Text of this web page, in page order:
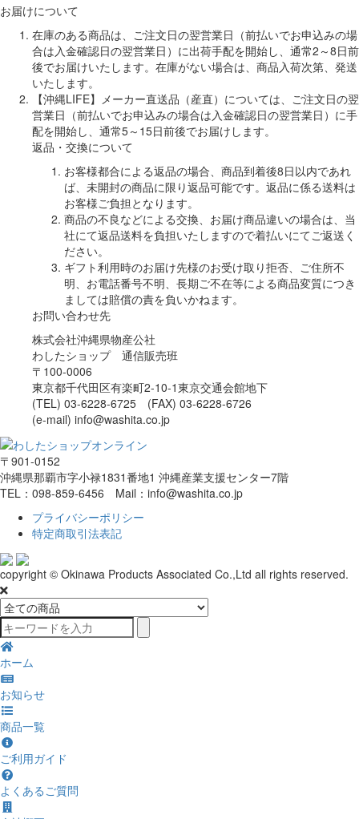
お届けについて
在庫のある商品は、ご注文日の翌営業日（前払いでお申込みの場
合は入金確認日の翌営業日）に出荷手配を開始し、通常2～8日前
後でお届けいたします。在庫がない場合は、商品入荷次第、発送
いたします。
【沖縄LIFE】メーカー直送品（産直）については、ご注文日の翌
営業日（前払いでお申込みの場合は入金確認日の翌営業日）に手
配を開始し、通常5～15日前後でお届けします。
返品・交換について
お客様都合による返品の場合、商品到着後8日以内であれ
ば、未開封の商品に限り返品可能です。返品に係る送料は
お客様ご負担となります。
商品の不良などによる交換、お届け商品違いの場合は、当
社にて返品送料を負担いたしますので着払いにてご返送く
ださい。
ギフト利用時のお届け先様のお受け取り拒否、ご住所不
明、お電話番号不明、長期ご不在等による商品変質につき
ましては賠償の責を負いかねます。
お問い合わせ先
株式会社沖縄県物産公社
わしたショップ 通信販売班
〒100-0006
東京都千代田区有楽町2-10-1東京交通会館地下
(TEL) 03-6228-6725 (FAX) 03-6228-6726
(e-mail) info@washita.co.jp
〒901-0152
沖縄県那覇市字小禄1831番地1 沖縄産業支援センター7階
TEL：098-859-6456 Mail：info@washita.co.jp
プライバシーポリシー
特定商取引法表記
copyright © Okinawa Products Associated Co.,Ltd all rights reserved.
ホーム
お知らせ
商品一覧
ご利用ガイド
よくあるご質問